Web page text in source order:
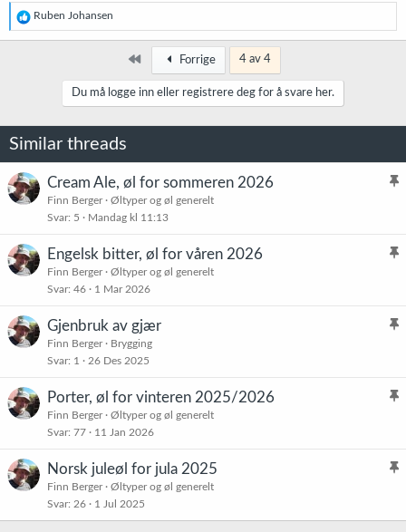
R
e
a
r
Ruben Johansen
Først Forrige 4 av 4
Du må logge inn eller registrere deg for å svare her.
Similar threads
K
t
Cream Ale, øl for sommeren 2026
Finn Berger
Øltyper og øl generelt
Svar 5 Mandag kl 11:13
K
t
Engelsk bitter, øl for våren 2026
Finn Berger
Øltyper og øl generelt
Svar 46 1 Mar 2026
K
t
Gjenbruk av gjær
Finn Berger
Brygging
Svar 1 26 Des 2025
K
t
Porter, øl for vinteren 2025/2026
Finn Berger
Øltyper og øl generelt
Svar 77 11 Jan 2026
K
s
Norsk juleøl for jula 2025
Finn Berger
Øltyper og øl generelt
Svar 26 1 Jul 2025